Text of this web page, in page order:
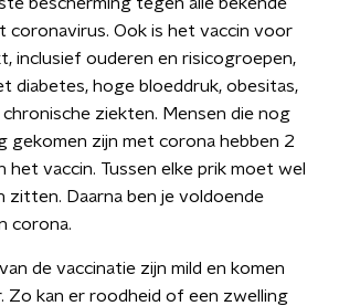
coronavirus. Ook is het vaccin voor
inclusief ouderen en risicogroepen,
diabetes, hoge bloeddruk, obesitas,
ziekten. Mensen die nog
gekomen zijn met corona hebben 2
het vaccin. Tussen elke prik moet wel
zitten. Daarna ben je voldoende
corona.
de vaccinatie zijn mild en komen
Zo kan er roodheid of een zwelling